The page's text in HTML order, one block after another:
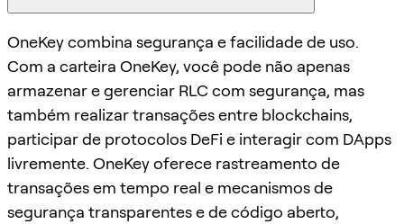
OneKey combina segurança e facilidade de uso.
Com a carteira OneKey, você pode não apenas
armazenar e gerenciar RLC com segurança, mas
também realizar transações entre blockchains,
participar de protocolos DeFi e interagir com DApps
livremente. OneKey oferece rastreamento de
transações em tempo real e mecanismos de
segurança transparentes e de código aberto,